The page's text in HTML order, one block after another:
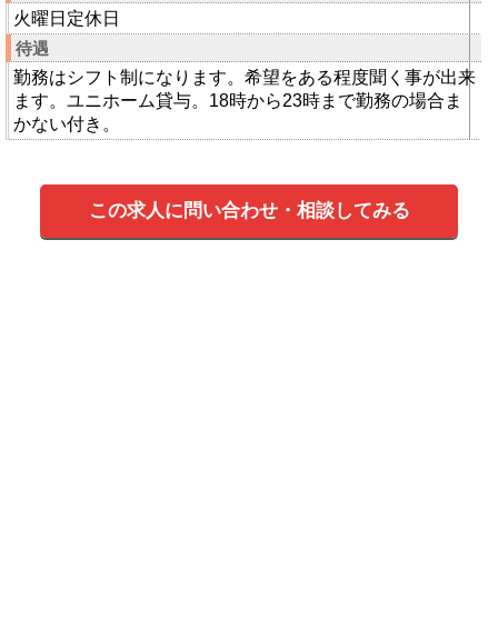
火曜日定休日
待遇
勤務はシフト制になります。希望をある程度聞く事が出来
ます。ユニホーム貸与。18時から23時まで勤務の場合ま
かない付き。
この求人に問い合わせ・相談してみる